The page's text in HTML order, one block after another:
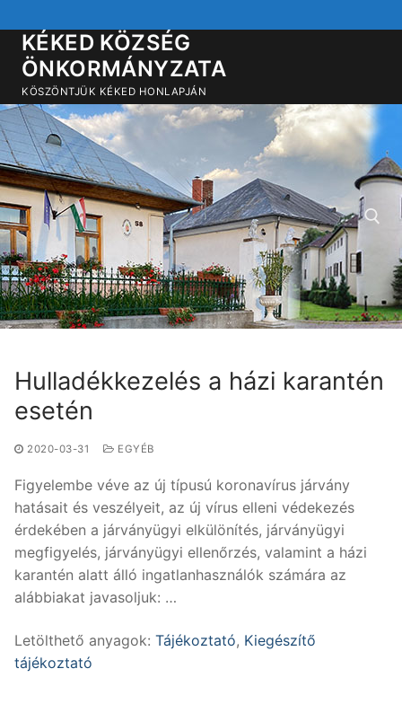
a
tartalomra
KÉKED KÖZSÉG
ÖNKORMÁNYZATA
KÖSZÖNTJÜK KÉKED HONLAPJÁN
Keresése:
Hulladékkezelés a házi karantén
esetén
2020-03-31 EGYÉB
Figyelembe véve az új típusú koronavírus járvány
hatásait és veszélyeit, az új vírus elleni védekezés
érdekében a járványügyi elkülönítés, járványügyi
megfigyelés, járványügyi ellenőrzés, valamint a házi
karantén alatt álló ingatlanhasználók számára az
alábbiakat javasoljuk: …
Letölthető anyagok: Tájékoztató, Kiegészítő
tájékoztató